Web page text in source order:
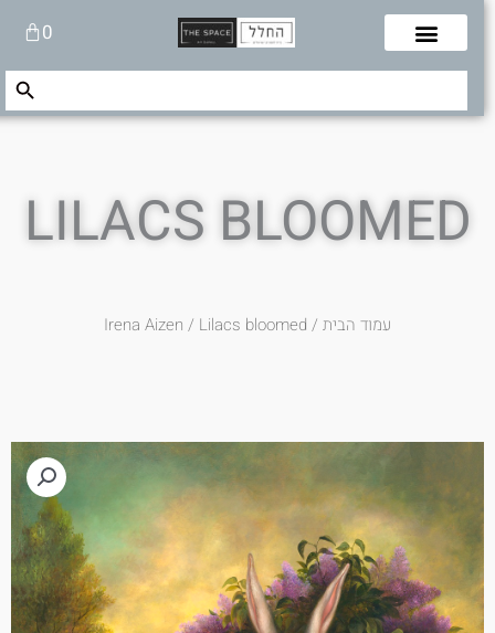
0עגלת
קניות
Search
Search Button
LILACS BLOOMED
עמוד הבית/
Irena Aizen/ Lilacs bloomed